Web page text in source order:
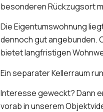
besonderen Rückzugsort
Die Eigentumswohnung
dennoch gut angebunden.
bietet langfristigen
Ein separater Kellerraum
Interesse geweckt? Dann
vorab in unserem